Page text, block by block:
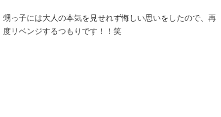
甥っ子には大人の本気を見せれず悔しい思いをしたので、再
度リベンジするつもりです！！笑